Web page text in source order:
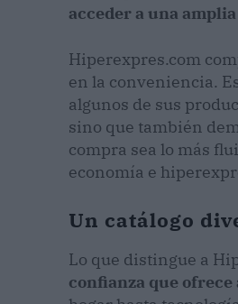
acceder a una
Hiperexpres.com
en la conveniencia.
algunos de sus
sino que también
compra sea lo más
economía e
Un catálogo
Lo que distingue a
confianza que ofrece